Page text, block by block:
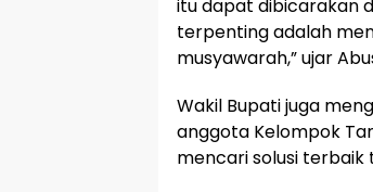
itu dapat dibicarakan
terpenting adalah
musyawarah,” ujar
Wakil Bupati juga
anggota Kelompok
mencari solusi